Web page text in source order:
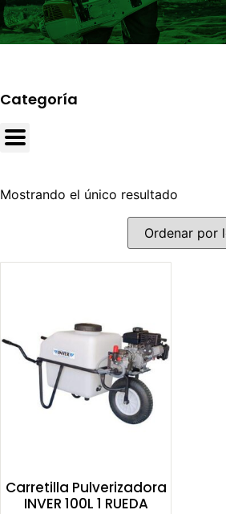
Categoría
Mostrando el único resultado
Carretilla Pulverizadora
INVER 100L 1 RUEDA